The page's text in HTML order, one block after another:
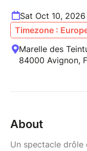
Sat Oct 10,
Timezone :
Marelle des
84000 Avignon,
About
Un spectacle